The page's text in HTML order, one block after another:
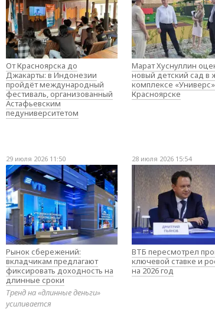
От Красноярска до
Джакарты: в Индонезии
пройдёт международный
фестиваль, организованный
Астафьевским
педуниверситетом
Марат Хуснуллин
новый детский сад в
комплексе
Красноярске
29 июля 2026 11:50
Рынок сбережений:
вкладчикам предлагают
фиксировать доходность на
длинные сроки
Тренд на «длинные деньги»
усиливается
28 июля 2026 15:54
ВТБ пересмотрел
ключевой ставке и
на 2026 год